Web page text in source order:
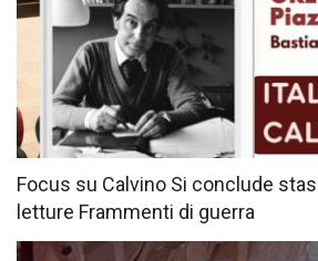
Focus su Calvino Si conclude
letture Frammenti di guerra